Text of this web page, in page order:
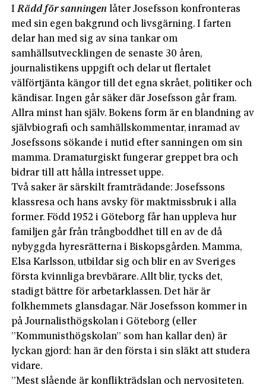
IRädd för sanningen låter Josefsson konfronteras
med sin egen bakgrund och livsgärning. I farten
delar han med sig av sina tankar om
samhällsutvecklingen de senaste 30 åren,
journalistikens uppgift och delar ut flertalet
välförtjänta kängor till det egna skrået, politiker och
kändisar. Ingen går säker där Josefsson går fram.
Allra minst han själv. Bokens form är en blandning av
självbiografi och samhällskommentar, inramad av
Josefssons sökande i nutid efter sanningen om sin
mamma. Dramaturgiskt fungerar greppet bra och
bidrar till att hålla intresset uppe.
Två saker är särskilt framträdande: Josefssons
klassresa och hans avsky för maktmissbruk i alla
former. Född 1952 i Göteborg får han uppleva hur
familjen går från trångboddhet till en av de då
nybyggda hyresrätterna i Biskopsgården. Mamma,
Elsa Karlsson, utbildar sig och blir en av Sveriges
första kvinnliga brevbärare. Allt blir, tycks det,
stadigt bättre för arbetarklassen. Det här är
folkhemmets glansdagar. När Josefsson kommer in
på Journalisthögskolan i Göteborg (eller
”Kommunisthögskolan” som han kal­lar den) är
lyckan gjord: han är den första i sin släkt att studera
vidare.
”Mest slåen­de är konflikträdslan och nervositeten.